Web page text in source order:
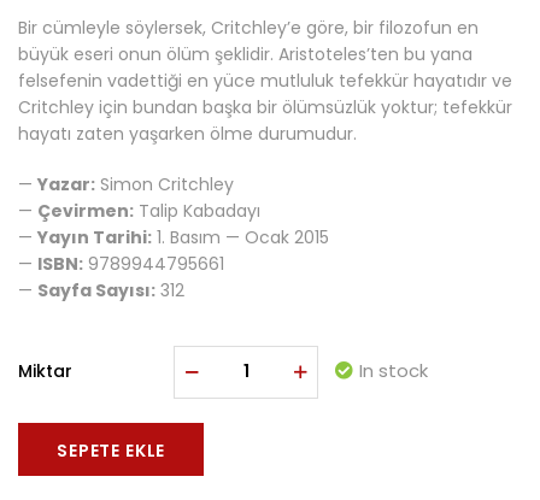
Bir cümleyle söylersek, Critchley’e göre, bir filozofun en
büyük eseri onun ölüm şeklidir. Aristoteles’ten bu yana
felsefenin vadettiği en yüce mutluluk tefekkür hayatıdır ve
Critchley için bundan başka bir ölümsüzlük yoktur; tefekkür
hayatı zaten yaşarken ölme durumudur.
— Yazar: Simon Critchley
— Çevirmen: Talip Kabadayı
— Yayın Tarihi: 1. Basım — Ocak 2015
— ISBN: 9789944795661
— Sayfa Sayısı: 312
Miktar In stock
SEPETE EKLE